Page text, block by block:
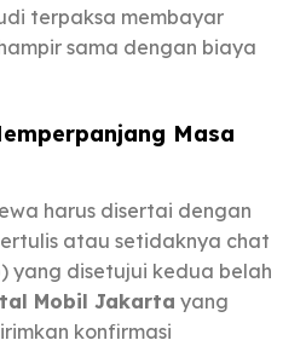
terpaksa membayar
sama dengan biaya
Masa
harus disertai dengan
atau setidaknya chat
yang disetujui kedua belah
Mobil Jakarta yang
konfirmasi